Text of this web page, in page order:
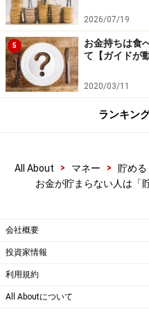
が導入していれば利用可
分の目の届かないところで
次のおすすめは、銀行の
を、自動的に無料で貯めて
また、一部のネット銀行
てくれる仕組みです。
たたないうちに、10万円
けていけば、30万円、50
万円を達成する日を迎え
それだけ大きなお金が貯
2026/07/19
5
お金持ちは食
て【ガイドが
2020/03/11
ランキン
All About > マネー > 貯める
お金が貯まらない人は「
会社概要
投資家情報
利用規約
All Aboutについて